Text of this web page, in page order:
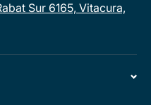
Sur 6165, Vitacura,